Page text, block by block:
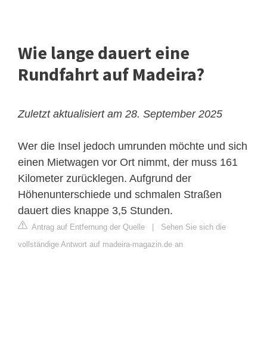
Wie lange dauert eine
Rundfahrt auf Madeira?
Zuletzt aktualisiert am 28. September 2025
Wer die Insel jedoch umrunden möchte und sich
einen Mietwagen vor Ort nimmt, der muss 161
Kilometer zurücklegen. Aufgrund der
Höhenunterschiede und schmalen Straßen
dauert dies knappe 3,5 Stunden.
Antrag auf Entfernung der Quelle
Sehen Sie sich die
vollständige Antwort auf madeira-magazin.de an